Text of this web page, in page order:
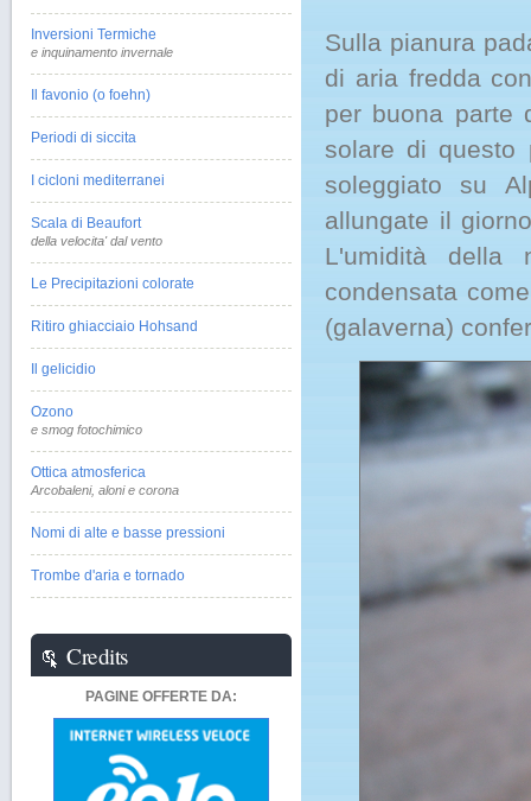
Sulla pianura
di aria fredda
per buona parte
solare di questo
soleggiato su
allungate il
L'umidità della
condensata
(galaverna)
Inversioni Termiche
e inquinamento invernale
Il favonio (o foehn)
Periodi di siccita
I cicloni mediterranei
Scala di Beaufort
della velocita' dal vento
Le Precipitazioni colorate
Ritiro ghiacciaio Hohsand
Il gelicidio
Ozono
e smog fotochimico
Ottica atmosferica
Arcobaleni, aloni e corona
Nomi di alte e basse pressioni
Trombe d'aria e tornado
Credits
PAGINE OFFERTE DA: